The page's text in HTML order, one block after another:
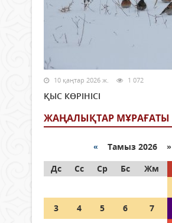
10 қаңтар 2026 ж. 1 072
ҚЫС КӨРІНІСІ
ЖАҢАЛЫҚТАР МҰРАҒАТЫ
« Тамыз 2026 »
Дс
Сс Ср Бс Жм
3
4 5 6 7